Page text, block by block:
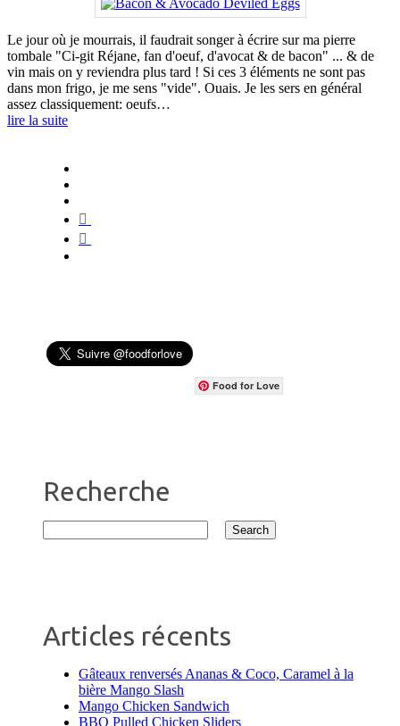
Le jour où je mourrais, il faudrait songer à écrire sur ma pierre
tombale "Ci-git Réjane, fan d'oeuf, d'avocat & de bacon" ... & de
vin mais on y reviendra plus tard ! Si ces 3 éléments ne sont pas
dans mon frigo, je me sens "vide". Ouais. Je les sers en général
assez classiquement: oeufs…
lire la suite
Food for Love
Recherche
Articles récents
Gâteaux renversés Ananas & Coco, Caramel à la
bière Mango Slash
Mango Chicken Sandwich
BBQ Pulled Chicken Sliders